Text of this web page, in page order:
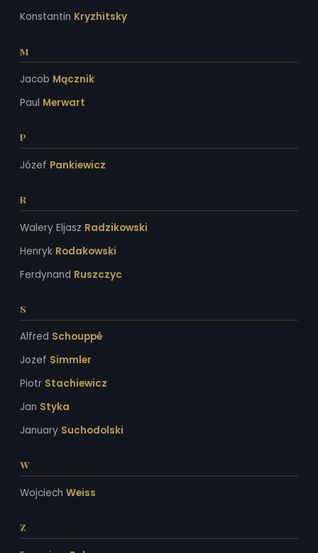
Konstantin Kryzhitsky
M
Jacob Mącznik
Paul Merwart
P
Józef Pankiewicz
R
Walery Eljasz Radzikowski
Henryk Rodakowski
Ferdynand Ruszczyc
S
Alfred Schouppé
Jozef Simmler
Piotr Stachiewicz
Jan Styka
January Suchodolski
W
Wojciech Weiss
Z